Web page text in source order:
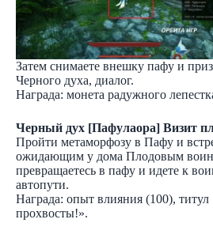
Затем снимаете внешку пафу и
Черного духа, диалог.
Награда: монета радужного
Черный дух [Пафулаора] Визит
Пройти метаморфозу в Пафу и
ожидающим у дома Плодовым
превращаетесь в пафу и идете к
автопути.
Награда: опыт влияния (100),
прохвосты!».